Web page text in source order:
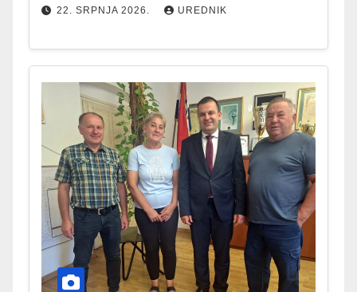
22. SRPNJA 2026. UREDNIK